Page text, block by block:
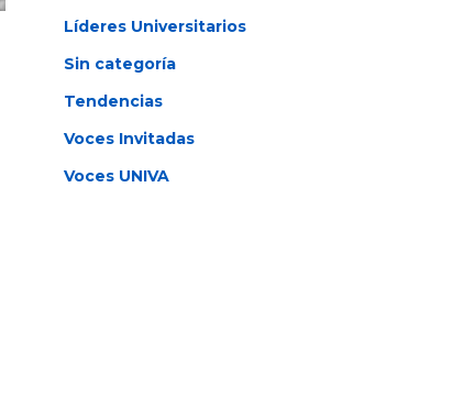
Líderes Universitarios
Sin categoría
Tendencias
Voces Invitadas
Voces UNIVA